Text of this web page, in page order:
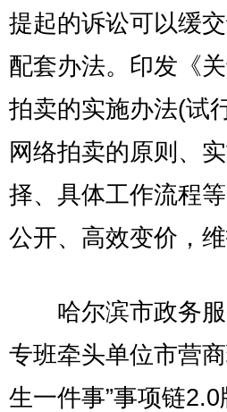
提起的诉讼可以缓
配套办法。印发《
拍卖的实施办法(试
网络拍卖的原则、
择、具体工作流程
公开、高效变价，
哈尔滨市政务服
专班牵头单位市营
生一件事”事项链